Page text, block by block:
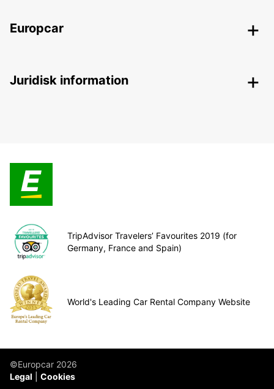
Europcar
Juridisk information
TripAdvisor Travelers’ Favourites 2019 (for
Germany, France and Spain)
World's Leading Car Rental Company Website
©Europcar 2026
Legal
Cookies